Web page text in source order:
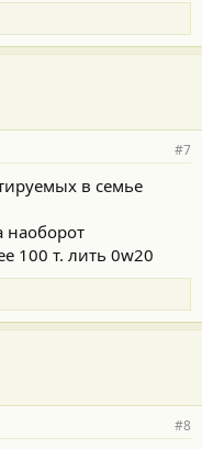
#7
в семье
наоборот
100 т. лить 0w20
#8